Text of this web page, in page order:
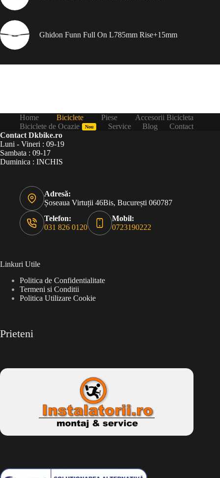
Ghidon Funn Full On L785mm Rise+15mm
Home Biciclete Piese
Accesorii Bicicleta
Biciclete de Ocazie
Nou Service Blog
Contact
Contact Dkbike.ro
Luni - Vineri : 09-19
Sambata : 09-17
Duminica : INCHIS
Adresă:
Șoseaua Virtuții 46Bis, București 060787
Telefon:
031 826 0120
Mobil:
0723190222
Linkuri Utile
Politica de Confidentialitate
Termeni si Conditii
Politica Utilizare Cookie
Prieteni